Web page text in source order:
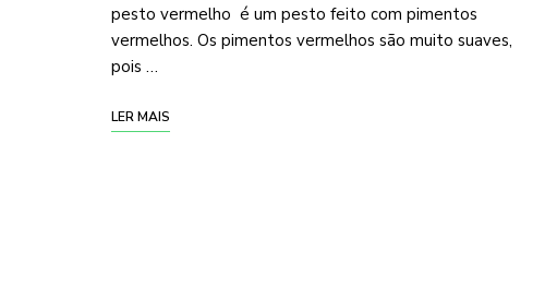
pesto vermelho é um pesto feito com pimentos
vermelhos. Os pimentos vermelhos são muito suaves,
pois …
LER MAIS